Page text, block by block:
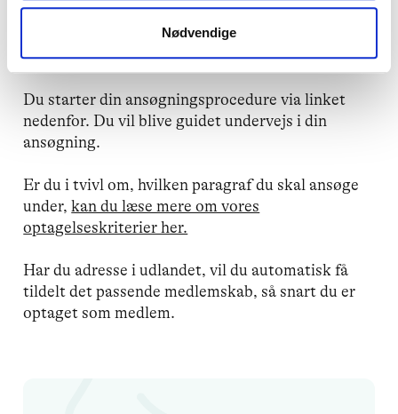
Nødvendige
Bliv medlem
Du starter din ansøgningsprocedure via linket
nedenfor. Du vil blive guidet undervejs i din
ansøgning.
Er du i tvivl om, hvilken paragraf du skal ansøge
under,kan du læse mere om vores
optagelseskriterier her.
Har du adresse i udlandet, vil du automatisk få
tildelt det passende medlemskab, så snart du er
optaget som medlem.